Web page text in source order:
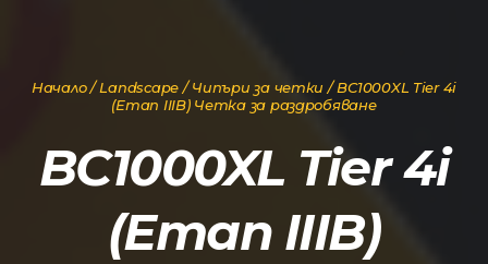
Начало/Landscape /Чипъри за четки / BC1000XL Tier 4i
(Етап IIIB) Четка за раздробяване
BC1000XL Tier 4i
(Етап IIIB)